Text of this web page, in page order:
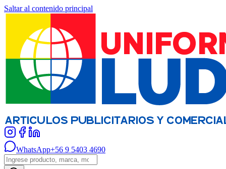
Saltar al contenido principal
WhatsApp+56 9 5403 4690